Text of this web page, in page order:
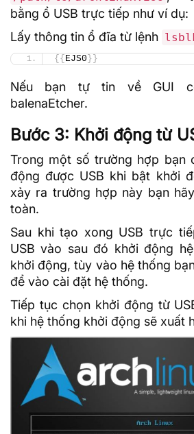
bằng ổ USB trực tiếp như ví dụ:
Lấy thông tin ổ đĩa từ lệnh
{{EJS0}}
Nếu bạn tự tin về GUI
balenaEtcher.
Bước 3: Khởi động từ
Trong một số trường hợp bạn
động được USB khi bật khởi
xảy ra trường hợp này bạn
toàn.
Sau khi tạo xong USB trực
USB vào sau đó khởi động
khởi động, tùy vào hệ thống
để vào cài đặt hệ thống.
Tiếp tục chọn khởi động từ
khi hệ thống khởi động sẽ xuất